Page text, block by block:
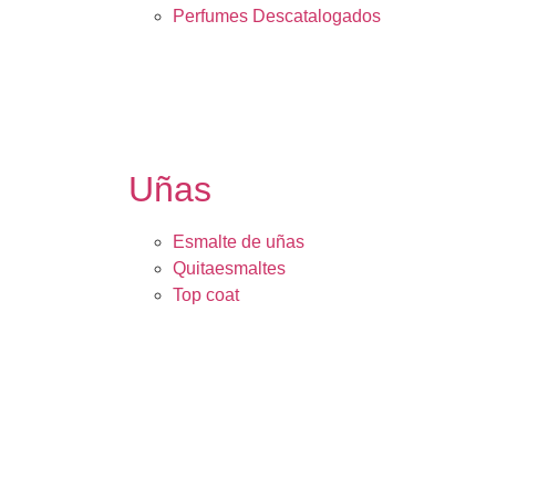
Perfumes Descatalogados
Uñas
Esmalte de uñas
Quitaesmaltes
Top coat